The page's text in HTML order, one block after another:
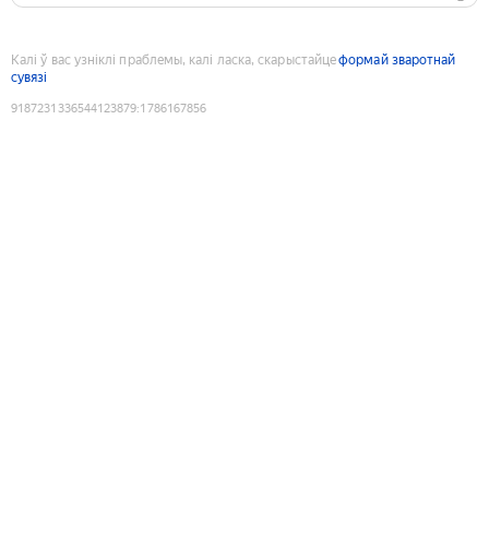
Калі ў вас узніклі праблемы, калі ласка, скарыстайцеформай зваротнай
сувязі
9187231336544123879:1786167856